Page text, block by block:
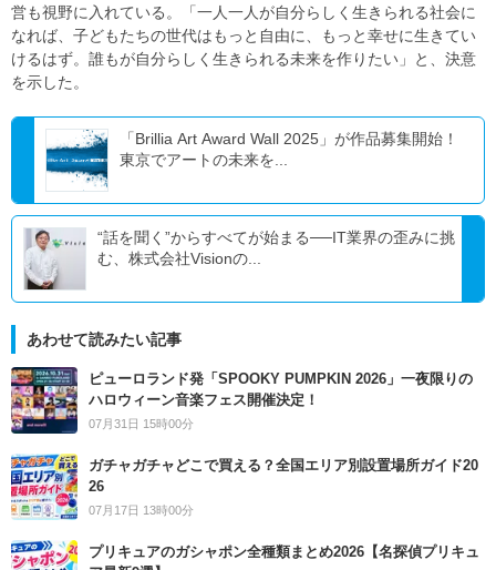
営も視野に入れている。「一人一人が自分らしく生きられる社会に
なれば、子どもたちの世代はもっと自由に、もっと幸せに生きてい
けるはず。誰もが自分らしく生きられる未来を作りたい」と、決意
を示した。
「Brillia Art Award Wall 2025」が作品募集開始！
東京でアートの未来を...
“話を聞く”からすべてが始まる──IT業界の歪みに挑
む、株式会社Visionの...
あわせて読みたい記事
ピューロランド発「SPOOKY PUMPKIN 2026」一夜限りの
ハロウィーン音楽フェス開催決定！
07月31日 15時00分
ガチャガチャどこで買える？全国エリア別設置場所ガイド20
26
07月17日 13時00分
プリキュアのガシャポン全種類まとめ2026【名探偵プリキュ